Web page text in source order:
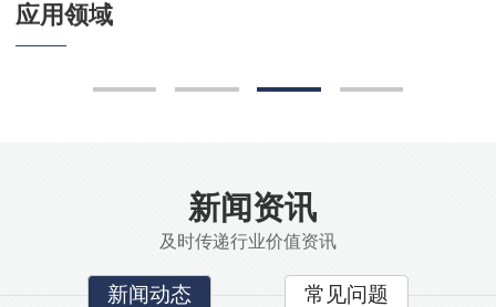
应用领域
新闻资讯
及时传递行业价值资讯
新闻动态 常见问题